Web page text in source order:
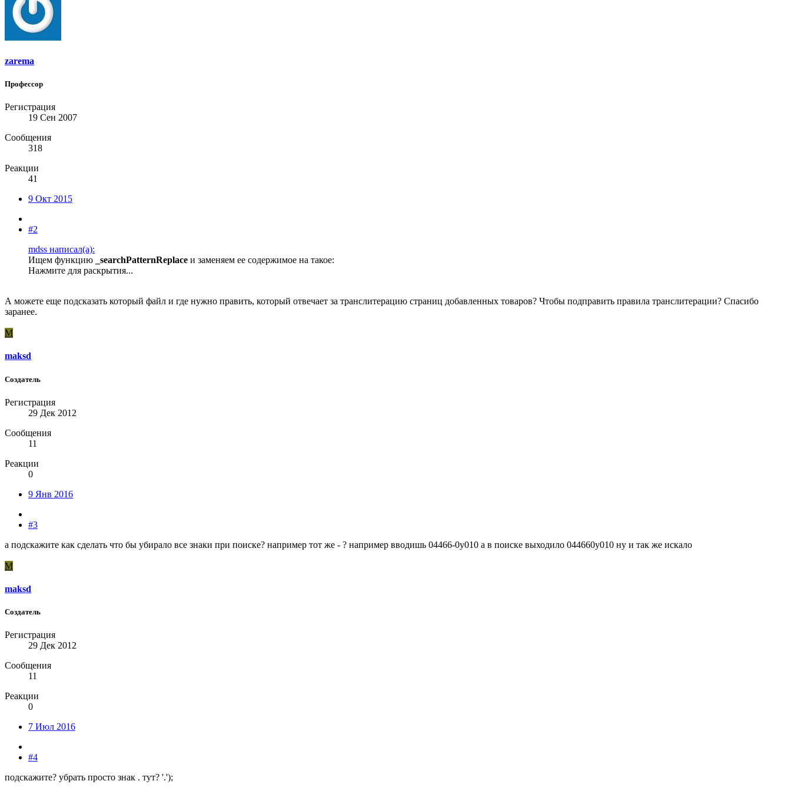
zarema
Профессор
Регистрация
19 Сен 2007
Сообщения
318
Реакции
41
9 Окт 2015
#2
mdss написал(а):
Ищем функцию
_searchPatternReplace и заменяем ее содержимое на такое:
Нажмите для раскрытия...
А можете еще подсказать который файл и где нужно править, который отвечает за транслитерацию страниц добавленных товаров? Чтобы подправить правила транслитерации? Спасибо
заранее.
M
maksd
Создатель
Регистрация
29 Дек 2012
Сообщения
11
Реакции
0
9 Янв 2016
#3
а подскажите как сделать что бы убирало все знаки при поиске? например тот же - ? например вводишь 04466-0у010 а в поиске выходило 044660у010 ну и так же искало
M
maksd
Создатель
Регистрация
29 Дек 2012
Сообщения
11
Реакции
0
7 Июл 2016
#4
подскажите? убрать просто знак . тут? '.');